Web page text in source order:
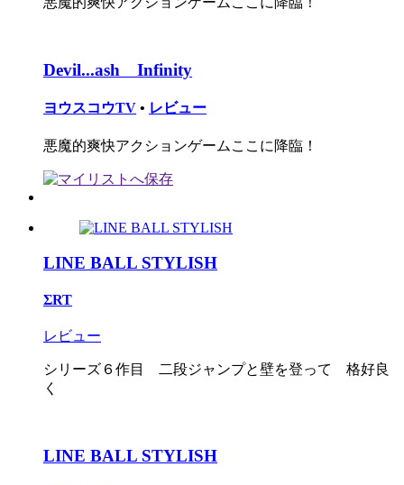
Devil...ash Infinity
ヨウスコウTV • レビュー
悪魔的爽快アクションゲームここに降臨！
LINE BALL STYLISH
ΣRT
レビュー
シリーズ６作目 二段ジャンプと壁を登って 格好良
く
LINE BALL STYLISH